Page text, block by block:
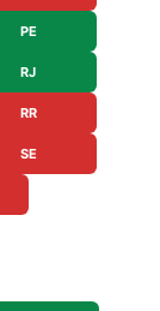
PE
RJ
RR
SE